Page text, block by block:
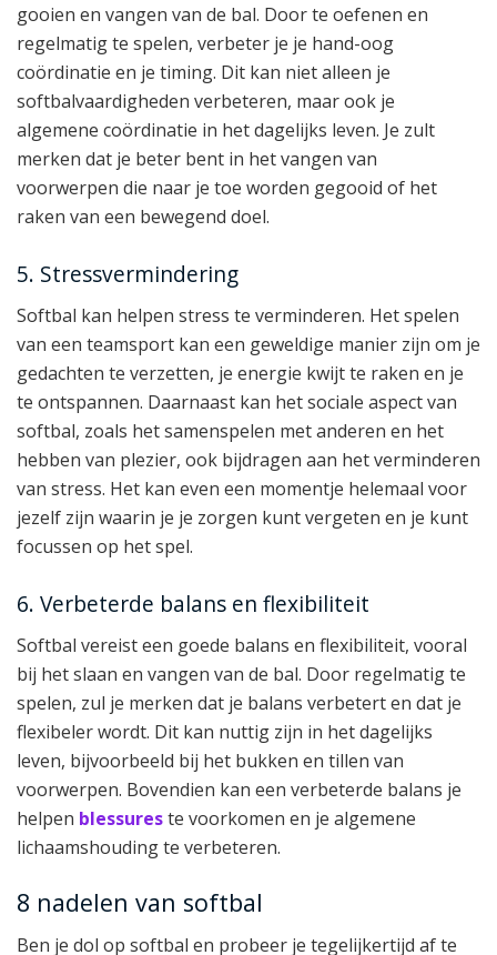
gooien en vangen van de bal. Door te oefenen en
regelmatig te spelen, verbeter je je hand-oog
coördinatie en je timing. Dit kan niet alleen je
softbalvaardigheden verbeteren, maar ook je
algemene coördinatie in het dagelijks leven. Je zult
merken dat je beter bent in het vangen van
voorwerpen die naar je toe worden gegooid of het
raken van een bewegend doel.
5. Stressvermindering
Softbal kan helpen stress te verminderen. Het spelen
van een teamsport kan een geweldige manier zijn om je
gedachten te verzetten, je energie kwijt te raken en je
te ontspannen. Daarnaast kan het sociale aspect van
softbal, zoals het samenspelen met anderen en het
hebben van plezier, ook bijdragen aan het verminderen
van stress. Het kan even een momentje helemaal voor
jezelf zijn waarin je je zorgen kunt vergeten en je kunt
focussen op het spel.
6. Verbeterde balans en flexibiliteit
Softbal vereist een goede balans en flexibiliteit, vooral
bij het slaan en vangen van de bal. Door regelmatig te
spelen, zul je merken dat je balans verbetert en dat je
flexibeler wordt. Dit kan nuttig zijn in het dagelijks
leven, bijvoorbeeld bij het bukken en tillen van
voorwerpen. Bovendien kan een verbeterde balans je
helpen blessureste voorkomen en je algemene
lichaamshouding te verbeteren.
8 nadelen van softbal
Ben je dol op softbal en probeer je tegelijkertijd af te